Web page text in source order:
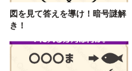
図を見て答えを導け！暗号謎解
き！